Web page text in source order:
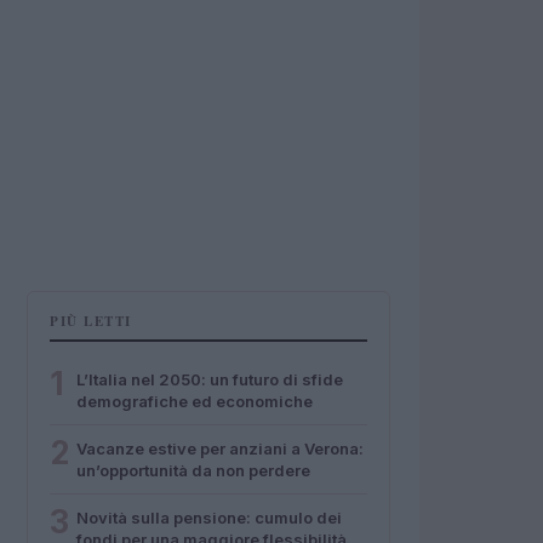
PIÙ LETTI
L’Italia nel 2050: un futuro di sfide
demografiche ed economiche
Vacanze estive per anziani a Verona:
un’opportunità da non perdere
Novità sulla pensione: cumulo dei